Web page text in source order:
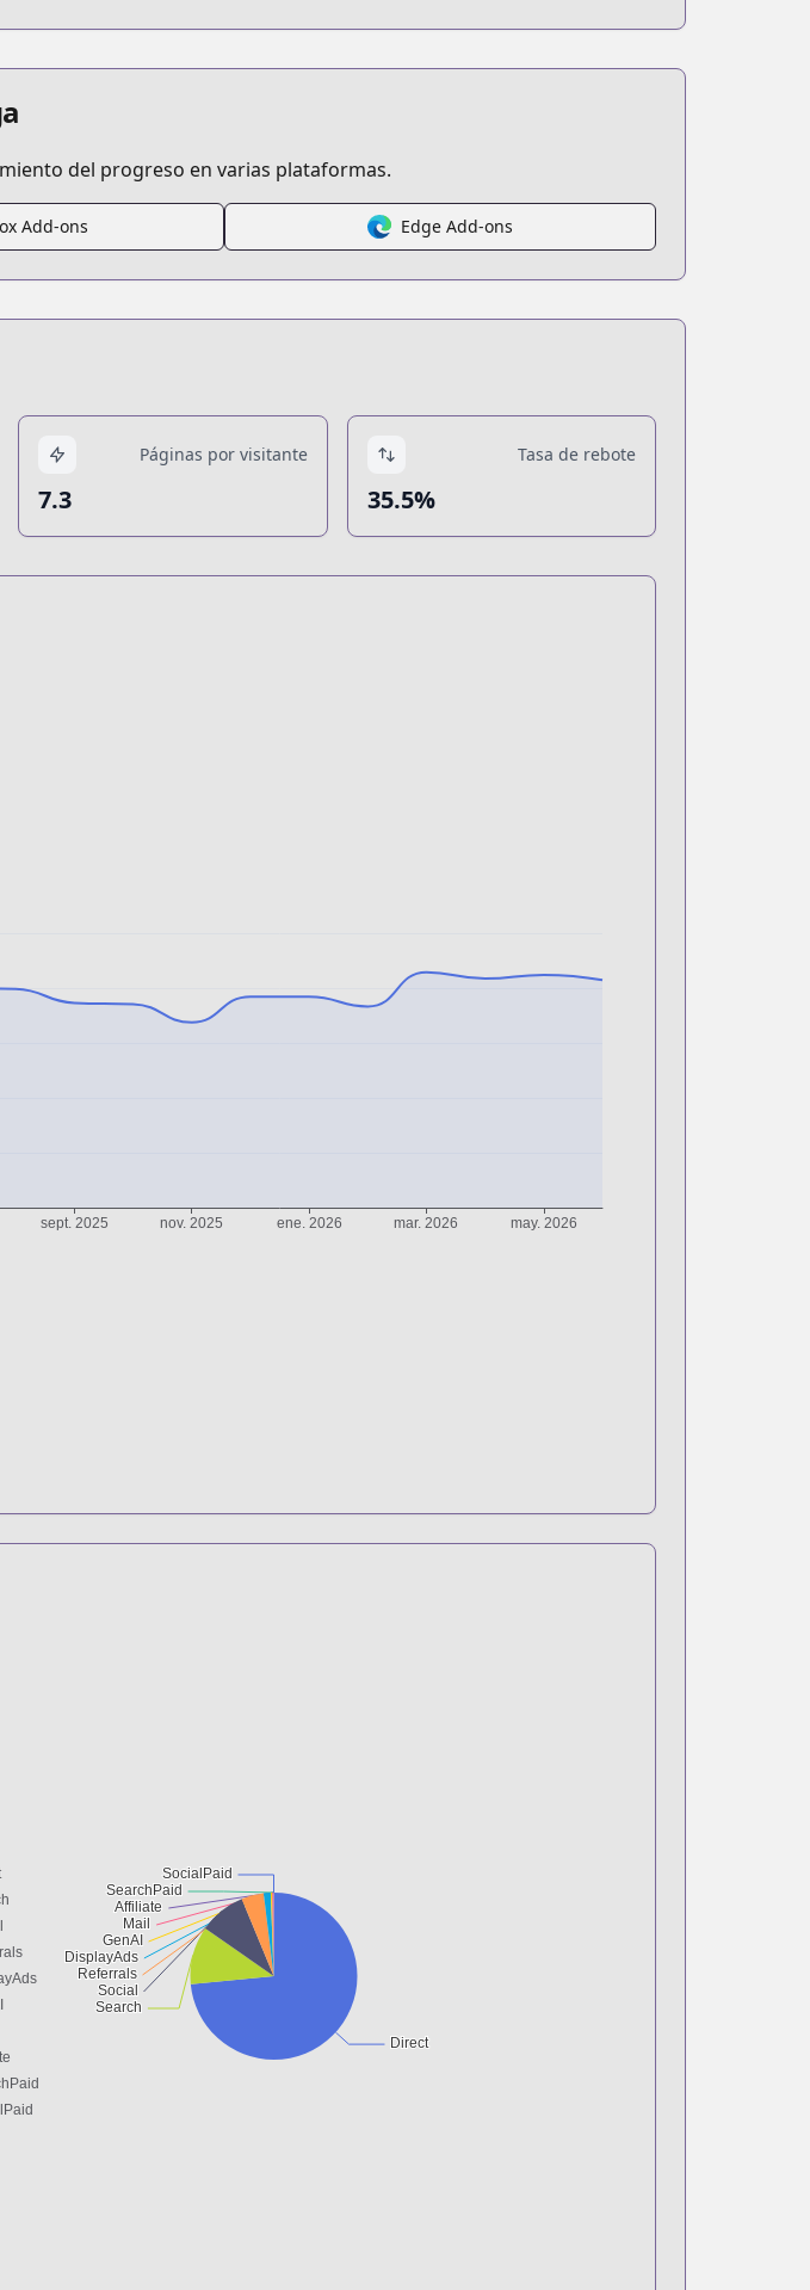
del progreso en varias plataformas.
Add-ons Edge Add-ons
Páginas por visitante
7.3
Tasa de rebote
35.5%